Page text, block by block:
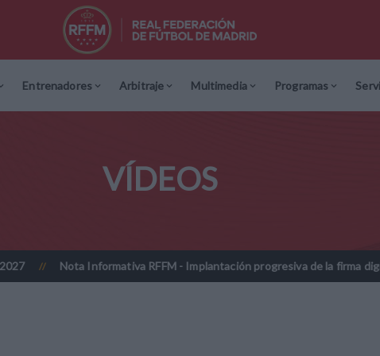
Entrenadores Arbitraje Multimedia Programas
VÍDEOS
Nota Informativa RFFM - Implantación progresiva de la firma digitalizada